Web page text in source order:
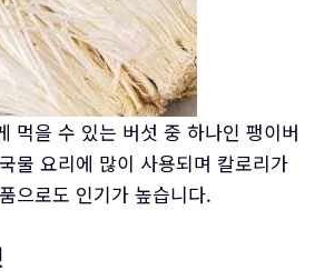
먹을 수 있는 버섯 중 하나인 팽이버
물 요리에 많이 사용되며 칼로리가
으로도 인기가 높습니다.